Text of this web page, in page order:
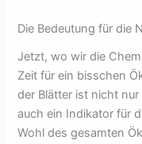
Die Bedeutung für die
Jetzt, wo wir die
Zeit für ein bisschen
der Blätter ist nicht
auch ein Indikator für
Wohl des gesamten